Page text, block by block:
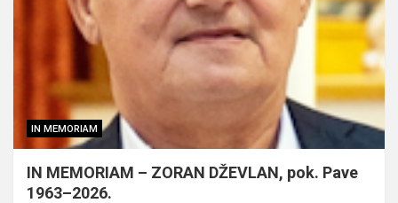
IN MEMORIAM
IN MEMORIAM – ZORAN DŽEVLAN, pok. Pave
1963–2026.